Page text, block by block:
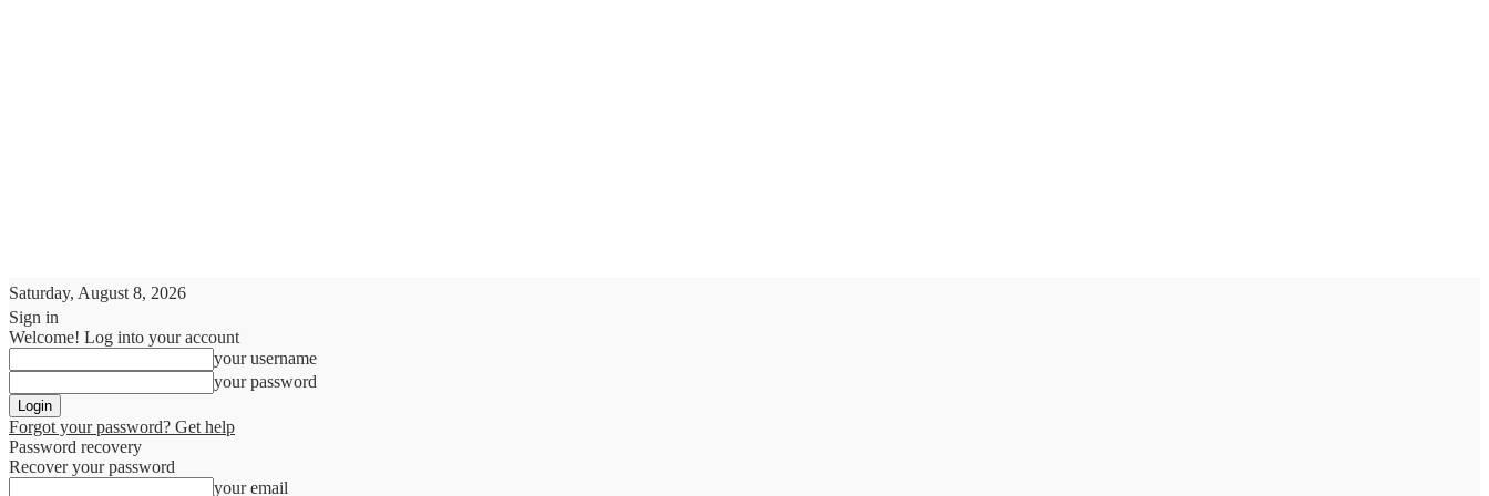
Saturday, August 8, 2026
Sign in
Welcome! Log into your account
your username
your password
Forgot your password? Get help
Password recovery
Recover your password
your email